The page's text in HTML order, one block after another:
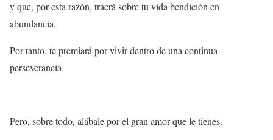
y que, por esta razón, traerá sobre tu vida bendición en
abundancia.
Por tanto, te premiará por vivir dentro de una continua
perseverancia.
Pero, sobre todo, alábale por el gran amor que le tienes.